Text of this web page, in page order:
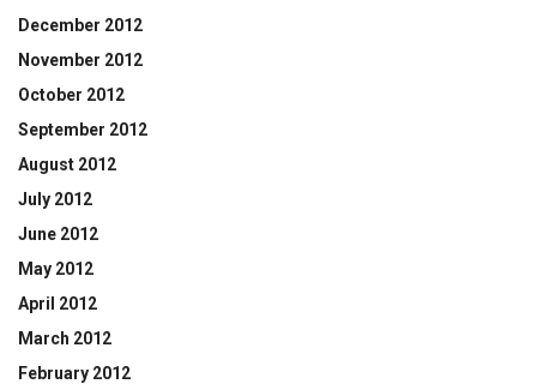
December 2012
November 2012
October 2012
September 2012
August 2012
July 2012
June 2012
May 2012
April 2012
March 2012
February 2012